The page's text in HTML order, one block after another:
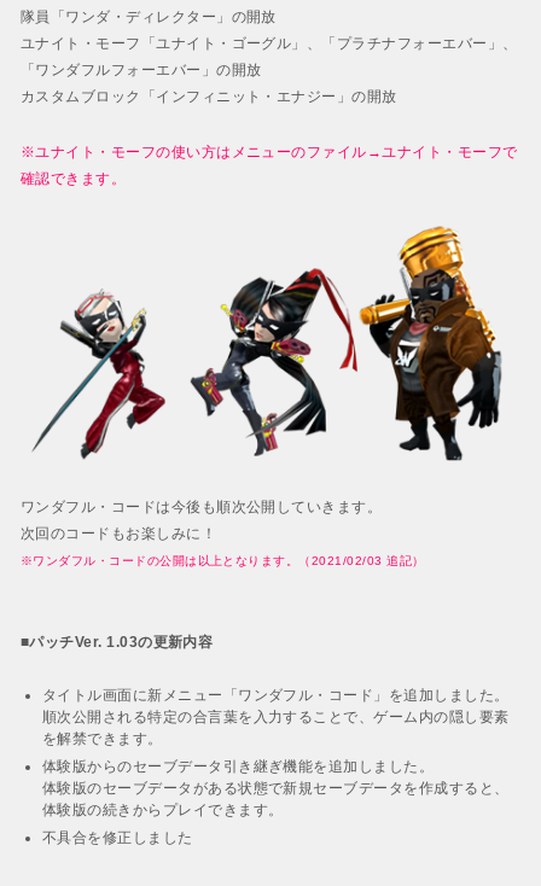
隊員「ワンダ・ディレクター」の開放
ユナイト・モーフ「ユナイト・ゴーグル」、「プラチナフォーエバー」、
「ワンダフルフォーエバー」の開放
カスタムブロック「インフィニット・エナジー」の開放
※ユナイト・モーフの使い方はメニューのファイル→ユナイト・モーフで
確認できます。
ワンダフル・コードは今後も順次公開していきます。
次回のコードもお楽しみに！
※ワンダフル・コードの公開は以上となります。（2021/02/03 追記）
■パッチVer. 1.03の更新内容
タイトル画面に新メニュー「ワンダフル・コード」を追加しました。
順次公開される特定の合言葉を入力することで、ゲーム内の隠し要素
を解禁できます。
体験版からのセーブデータ引き継ぎ機能を追加しました。
体験版のセーブデータがある状態で新規セーブデータを作成すると、
体験版の続きからプレイできます。
不具合を修正しました